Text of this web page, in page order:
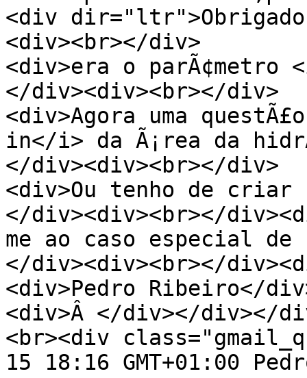
<div
<div><br></div>
<div>era o
</div><div><br></div>
<div>Agora uma
in</i> da Ã¡rea da
</div><div><br></div>
<div>Ou tenho de
</div><div><br></
me ao caso especial
</div><div><br></
<div>Pedro Ribeiro</
<div>Â </div></div></
<br><div
15 18:16 GMT+01:00